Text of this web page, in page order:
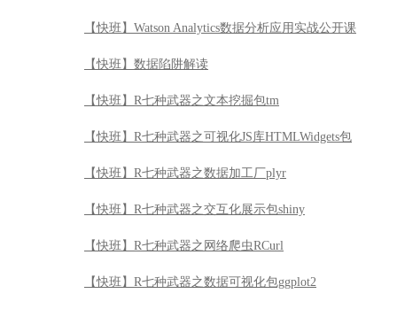
【快班】Watson Analytics数据分析应用实战公开课
【快班】数据陷阱解读
【快班】R七种武器之文本挖掘包tm
【快班】R七种武器之可视化JS库HTMLWidgets包
【快班】R七种武器之数据加工厂plyr
【快班】R七种武器之交互化展示包shiny
【快班】R七种武器之网络爬虫RCurl
【快班】R七种武器之数据可视化包ggplot2